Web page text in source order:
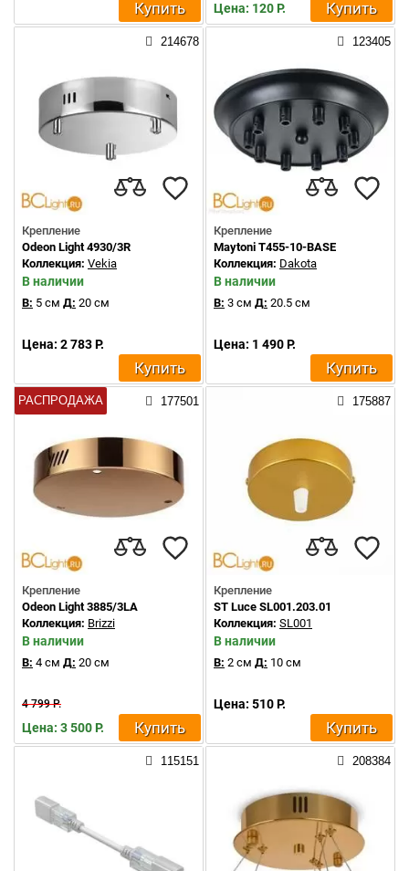
Купить Цена: 120 Р. Купить
214678
Крепление
Odeon Light 4930/3R
Коллекция: Vekia
В наличии
В: 5 см Д: 20 см
Цена: 2 783 Р.
Купить
123405
Крепление
Maytoni T455-10-BASE
Коллекция: Dakota
В наличии
В: 3 см Д: 20.5 см
Цена: 1 490 Р.
Купить
РАСПРОДАЖА 177501
Крепление
Odeon Light 3885/3LA
Коллекция: Brizzi
В наличии
В: 4 см Д: 20 см
4 799 Р.
Цена: 3 500 Р. Купить
175887
Крепление
ST Luce SL001.203.01
Коллекция: SL001
В наличии
В: 2 см Д: 10 см
Цена: 510 Р.
Купить
115151 208384